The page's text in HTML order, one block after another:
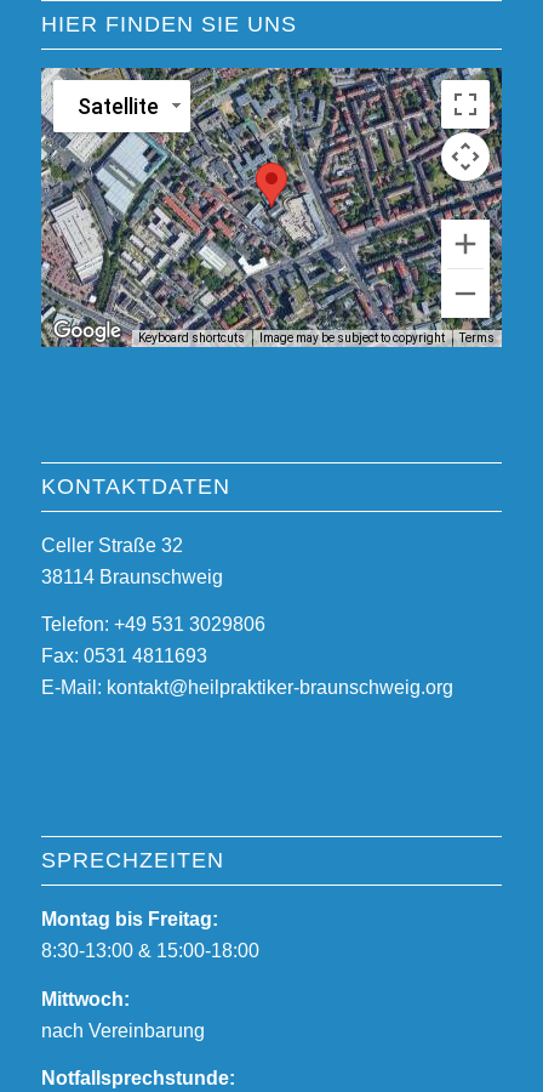
HIER FINDEN SIE UNS
Satellite
Keyboard shortcuts Image may be subject to copyright Terms
KONTAKTDATEN
Celler Straße 32
38114 Braunschweig
Telefon: +49 531 3029806
Fax: 0531 4811693
E-Mail: kontakt@heilpraktiker-braunschweig.org
SPRECHZEITEN
Montag bis Freitag:
8:30-13:00 & 15:00-18:00
Mittwoch:
nach Vereinbarung
Notfallsprechstunde: